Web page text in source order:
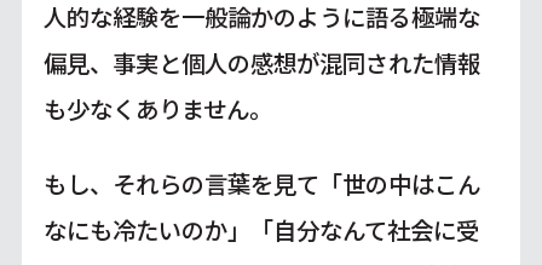
人的な経験を一般論かのように語る極端な
偏見、事実と個人の感想が混同された情報
も少なくありません。
もし、それらの言葉を見て「世の中はこん
なにも冷たいのか」「自分なんて社会に受